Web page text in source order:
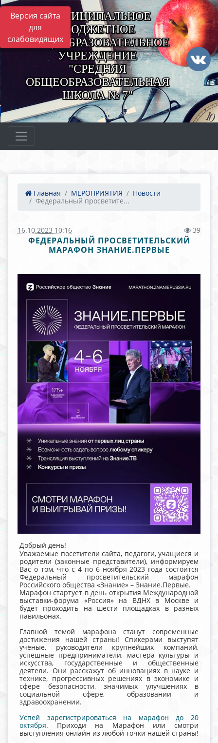
Версия сайта
для
слабовидящих
МУНИЦИПАЛЬНОЕ
БЮДЖЕТНОЕ
ОБЩЕОБРАЗОВАТЕЛЬНОЕ
УЧРЕЖДЕНИЕ
"СРЕДНЯЯ
ОБЩЕОБРАЗОВАТЕЛЬНАЯ
ШКОЛА № 7"
Главная МЕРОПРИЯТИЯ
Новости
Федеральный просветите...
16.10.2023 10:16 39
ФЕДЕРАЛЬНЫЙ ПРОСВЕТИТЕЛЬСКИЙ
МАРАФОН ЗНАНИЕ.ПЕРВЫЕ
Добрый день!
Уважаемые посетители сайта, педагоги, учащиеся и
родители (законные представители), информируем
Вас о том, что с 4 по 6 ноября 2023 года состоится
Федеральный просветительский марафон
Российского общества «Знание» – Знание.Первые.
Марафон стартует в день открытия Международной
выставки-форума «Россия» на ВДНХ в Москве и
будет проходить на шести площадках в разных
павильонах.
Главной темой марафона станут современные
достижения нашей страны! Спикерами выступят
учёные, руководители крупнейших компаний,
успешные предприниматели, мастера культуры и
искусства, государственные и общественные
деятели. Они расскажут об инновациях в науке и
технике, прогрессивных решениях в экономике и
сфере безопасности, значимых улучшениях в
социальной сфере, образовании и
здравоохранении.
Успей зарегистрироваться на марафон до 20
октября. Приходи на Марафон или смотри
выступления онлайн из любой точки нашей страны!